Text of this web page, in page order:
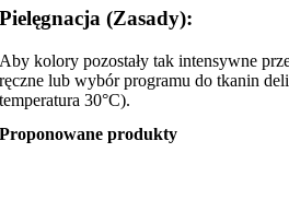
Pielęgnacja (Zasady):
Aby kolory pozostały tak intensywne
ręczne lub wybór programu do tkanin
temperatura 30°C).
Proponowane produkty